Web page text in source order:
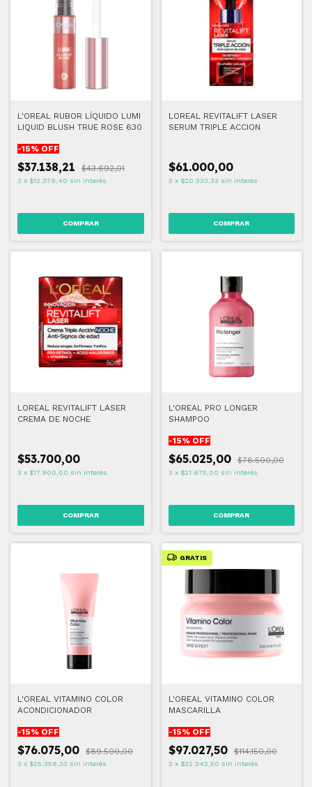
L'OREAL RUBOR LÍQUIDO LUMI
LIQUID BLUSH TRUE ROSE 630
-15% OFF
$37.138,21 $43.692,01
3 x $12.379,40 sin interés
COMPRAR
LOREAL REVITALIFT LASER
SERUM TRIPLE ACCION
$61.000,00
3 x $20.333,33 sin interés
LOREAL REVITALIFT LASER
CREMA DE NOCHE
$53.700,00
3 x $17.900,00 sin interés
L'OREAL PRO LONGER
SHAMPOO
-15% OFF
$65.025,00 $76.500,00
3 x $21.675,00 sin interés
L'OREAL VITAMINO COLOR
ACONDICIONADOR
-15% OFF
$76.075,00 $89.500,00
3 x $25.358,33 sin interés
GRATIS
L'OREAL VITAMINO COLOR
MASCARILLA
-15% OFF
$97.027,50 $114.150,00
3 x $32.342,50 sin interés